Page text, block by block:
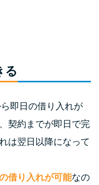
えない…2ヵ月目に
と危険な理由と対
が強制退去は避け
相談より賢い方
対審査通る？借金
る
即日の借り入れが
契約までが即日で完
は翌日以降になって
借り入れが可能なの